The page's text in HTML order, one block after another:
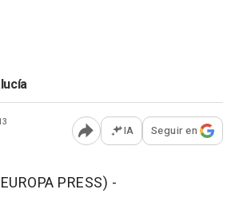
Abrir opciones para
IA Seguir en
PRESS) -